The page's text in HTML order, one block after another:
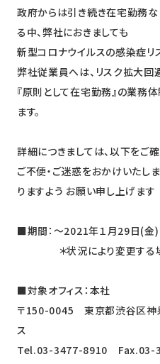
採用情報
メンバー
会社情報
会社概要
資料ダウンロード
政府からは引き続き在宅勤務
る中、弊社におきましても
新型コロナウイルスの感染症リ
弊社従業員へは、リスク拡大回
『原則として在宅勤務』の業務
ます。
詳細につきましては、以下をご確
ご不便・ご迷惑をおかけいたし
りますよう お願い申し上げます
■期間：～2021年１月29日(金)
＊状況により変更する場
■対象オフィス：本社
〒150-0045 東京都渋谷区神
ス
Tel.03-3477-8910 Fax.03-